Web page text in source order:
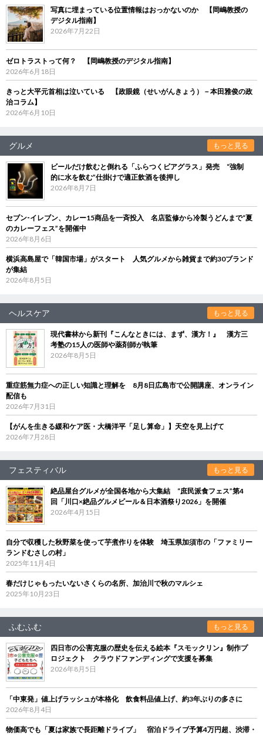
写真に埋まっている位置情報はおっかないのか 【岡嶋教授の
デジタル指南】
2026年7月22日
ゼロトラストって何？ 【岡嶋教授のデジタル指南】
2026年6月18日
きっと大平元首相は泣いている 【政眼鏡（せいがんきょう）－本田雅俊の政
治コラム】
2026年6月10日
グルメ もっと見る
ビールだけ飲むと倒れる「ふらつくビアグラス」発売 “強制
的に水を飲む”仕掛けで適正飲酒を後押し
2026年8月7日
セブン‐イレブン、カレー15商品を一斉投入 名店監修から冷製うどんまで“夏
のカレーフェス”を開催中
2026年8月6日
横浜高島屋で「韓国市場」がスタート 人気グルメから雑貨まで約30ブランド
が集結
2026年8月5日
ヘルスケア もっと見る
現代書林から新刊『こんなときには、まず、漢方！』 漢方三
考塾の15人の医師や薬剤師が執筆
2026年8月5日
重症筋無力症への正しい知識と理解を 8月8日広島市で公開講座、オンライン
配信も
2026年7月31日
【がんを生きる緩和ケア医・大橋洋平「足し算命」】天空を見上げて
2026年7月28日
フェスティバル もっと見る
絶品屋台グルメが全国各地から大集結 “庶民派食フェス”第4
回「川口×絶品グルメビール＆日本酒祭り2026」を開催
2026年4月15日
自分で収穫した秋野菜を使って芋煮作りを体験 埼玉県加須市の「ファミリー
ランドむさしの村」
2025年11月4日
春だけじゃもったいないさくらの名所、加治川で秋のマルシェ
2025年10月23日
ふむふむ もっと見る
四日市の公害克服の歴史を伝える絵本『スモックリン』制作プ
ロジェクト クラウドファンディングで支援を募集
2026年8月5日
「中東発」値上げラッシュが本格化 飲食料品値上げ、約3年ぶりの多さに
2026年8月4日
物価高でも「夏は家族で長距離ドライブ」 宿泊ドライブ予算4万円超、渋滞・